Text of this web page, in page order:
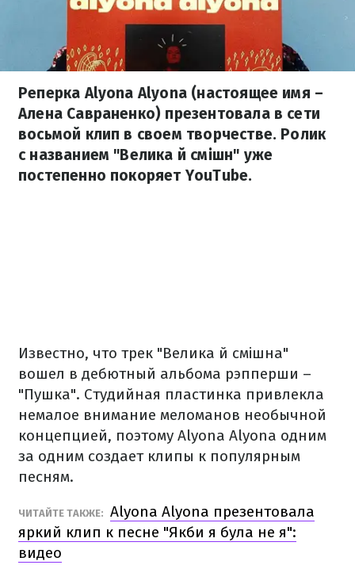
Реперка Alyona Alyona (настоящее имя –
Алена Савраненко) презентовала в сети
восьмой клип в своем творчестве. Ролик
с названием "Велика й смішн" уже
постепенно покоряет YouTube.
Известно, что трек "Велика й смішна"
вошел в дебютный альбома рэпперши –
"Пушка". Студийная пластинка привлекла
немалое внимание меломанов необычной
концепцией, поэтому Alyona Alyona одним
за одним создает клипы к популярным
песням.
ЧИТАЙТЕ ТАКЖЕ: Alyona Alyona презентовала
яркий клип к песне "Якби я була не я":
видео